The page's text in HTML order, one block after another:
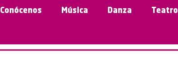
Conócenos Música Danza Teatro